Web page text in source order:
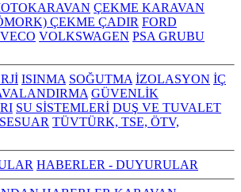
ÇEKME KARAVAN
ÇEKME ÇADIR FORD
VOLKSWAGEN PSA GRUBU
ISINMA SOĞUTMA İZOLASYON İÇ
GÜVENLİK
SU SİSTEMLERİ DUŞ VE TUVALET
TÜVTÜRK, TSE, ÖTV,
HABERLER - DUYURULAR